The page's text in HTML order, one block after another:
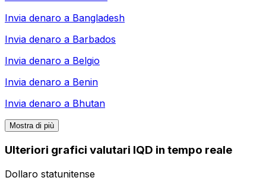
Invia denaro a Bangladesh
Invia denaro a Barbados
Invia denaro a Belgio
Invia denaro a Benin
Invia denaro a Bhutan
Mostra di più
Ulteriori grafici valutari IQD in tempo reale
Dollaro statunitense